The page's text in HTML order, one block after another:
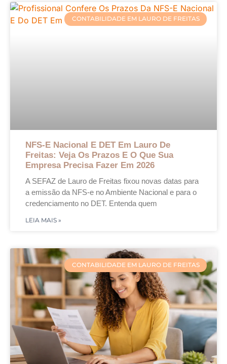
CONTABILIDADE EM LAURO DE FREITAS
NFS-E Nacional E DET Em Lauro De
Freitas: Veja Os Prazos E O Que Sua
Empresa Precisa Fazer Em 2026
A SEFAZ de Lauro de Freitas fixou novas datas para
a emissão da NFS-e no Ambiente Nacional e para o
credenciamento no DET. Entenda quem
LEIA MAIS »
CONTABILIDADE EM LAURO DE FREITAS